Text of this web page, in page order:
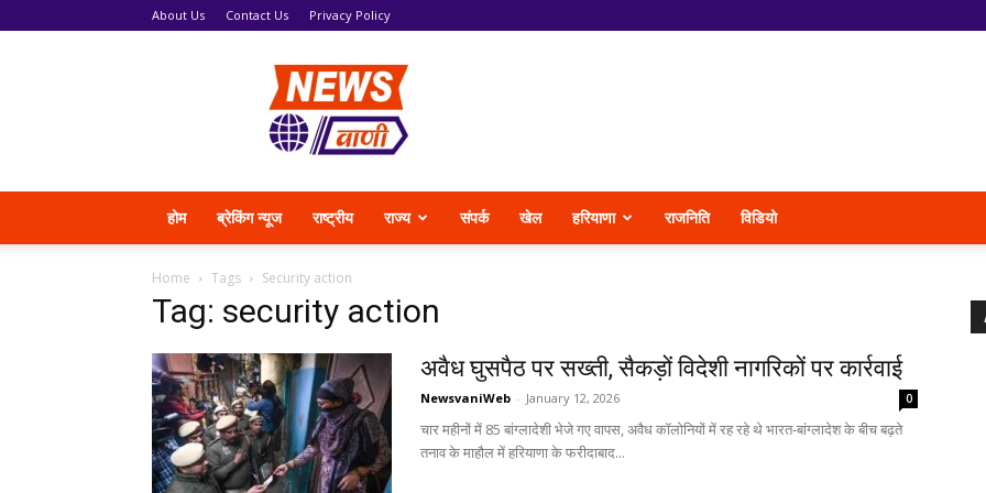
About Us Contact Us Privacy Policy
News
Vani
होम ब्रेकिंग न्यूज राष्ट्रीय राज्य संपर्क खेल हरियाणा राजनिति विडियो
Home Tags Security action
Tag: security action
अवैध घुसपैठ पर सख्ती, सैकड़ों विदेशी नागरिकों पर कार्रवाई
NewsvaniWeb - January 12, 2026 0
चार महीनों में 85 बांग्लादेशी भेजे गए वापस, अवैध कॉलोनियों में रह रहे थे भारत-बांग्लादेश के बीच बढ़ते
तनाव के माहौल में हरियाणा के फरीदाबाद...